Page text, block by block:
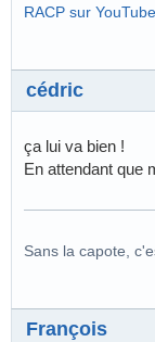
RACP sur YouTube
cédric
ça lui va bien !
En attendant que
Sans la capote,
François